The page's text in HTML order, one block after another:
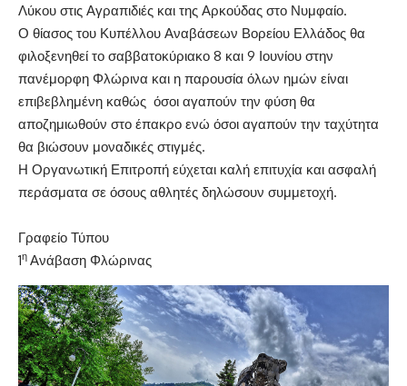
Λύκου στις Αγραπιδιές και της Αρκούδας στο Νυμφαίο.
Ο θίασος του Κυπέλλου Αναβάσεων Βορείου Ελλάδος θα
φιλοξενηθεί το σαββατοκύριακο 8 και 9 Ιουνίου στην
πανέμορφη Φλώρινα και η παρουσία όλων ημών είναι
επιβεβλημένη καθώς όσοι αγαπούν την φύση θα
αποζημιωθούν στο έπακρο ενώ όσοι αγαπούν την ταχύτητα
θα βιώσουν μοναδικές στιγμές.
Η Οργανωτική Επιτροπή εύχεται καλή επιτυχία και ασφαλή
περάσματα σε όσους αθλητές δηλώσουν συμμετοχή.
Γραφείο Τύπου
1η Ανάβαση Φλώρινας